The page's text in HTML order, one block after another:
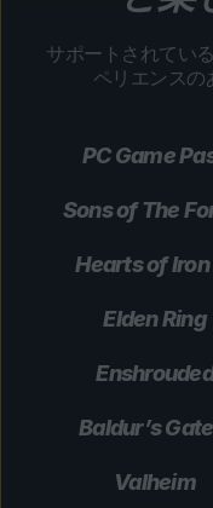
サポートされてい
ペリエンスの
PC Game
Sons of The
Hearts of Iron
Elden Ring
Enshrouded
Baldur’s
Valheim